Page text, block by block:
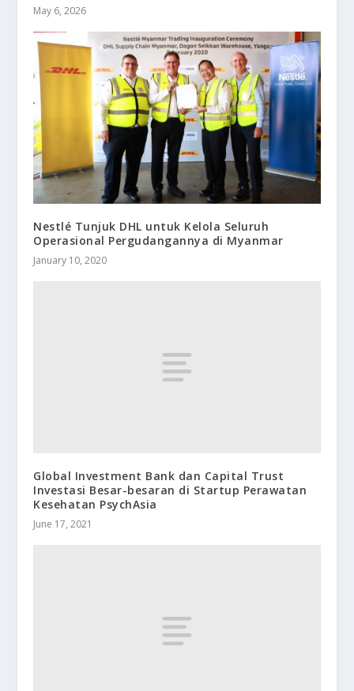
May 6, 2026
Nestlé Tunjuk DHL untuk Kelola Seluruh
Operasional Pergudangannya di Myanmar
January 10, 2020
Global Investment Bank dan Capital Trust
Investasi Besar-besaran di Startup Perawatan
Kesehatan PsychAsia
June 17, 2021